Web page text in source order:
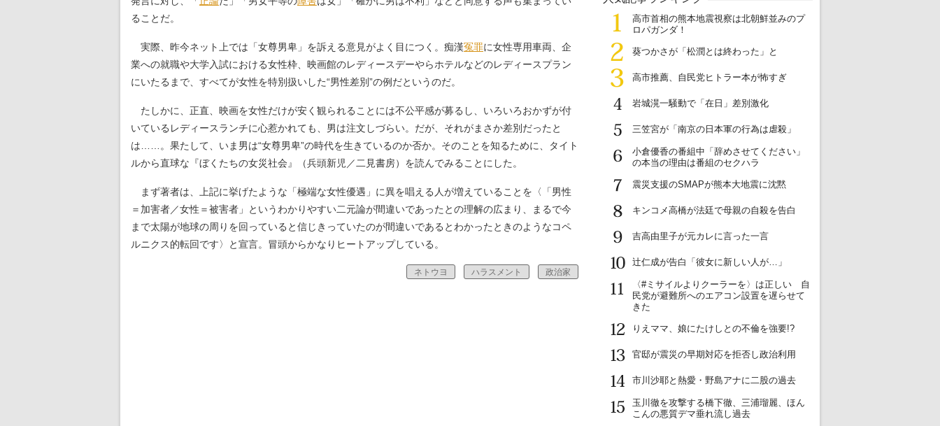
ることだ。
実際、昨今ネット上では「女尊男卑」を訴える意見がよく目につく。痴漢冤罪に女性専用車両、企
業への就職や大学入試における女性枠、映画館のレディースデーやらホテルなどのレディースプラン
にいたるまで、すべてが女性を特別扱いした“男性差別”の例だというのだ。
たしかに、正直、映画を女性だけが安く観られることには不公平感が募るし、いろいろおかずが付
いているレディースランチに心惹かれても、男は注文しづらい。だが、それがまさか差別だったと
は……。果たして、いま男は“女尊男卑”の時代を生きているのか否か。そのことを知るために、タイト
ルから直球な『ぼくたちの女災社会』（兵頭新児／二見書房）を読んでみることにした。
まず著者は、上記に挙げたような「極端な女性優遇」に異を唱える人が増えていることを〈「男性
＝加害者／女性＝被害者」というわかりやすい二元論が間違いであったとの理解の広まり、まるで今
まで太陽が地球の周りを回っていると信じきっていたのが間違いであるとわかったときのようなコペ
ルニクス的転回です〉と宣言。冒頭からかなりヒートアップしている。
ネトウヨ ハラスメント 政治家
1
高市首相の熊本地震視察は北朝鮮並みのプ
ロパガンダ！
2
葵つかさが「松潤とは終わった」と
3
高市推薦、自民党ヒトラー本が怖すぎ
4
岩城滉一騒動で「在日」差別激化
5
三笠宮が「南京の日本軍の行為は虐殺」
6
小倉優香の番組中「辞めさせてください」
の本当の理由は番組のセクハラ
7
震災支援のSMAPが熊本大地震に沈黙
8
キンコメ高橋が法廷で母親の自殺を告白
9
吉高由里子が元カレに言った一言
10
辻仁成が告白「彼女に新しい人が…」
11
〈#ミサイルよりクーラーを〉は正しい 自
民党が避難所へのエアコン設置を遅らせて
きた
12
りえママ、娘にたけしとの不倫を強要!?
13
官邸が震災の早期対応を拒否し政治利用
14
市川沙耶と熱愛・野島アナに二股の過去
15
玉川徹を攻撃する橋下徹、三浦瑠麗、ほん
こんの悪質デマ垂れ流し過去